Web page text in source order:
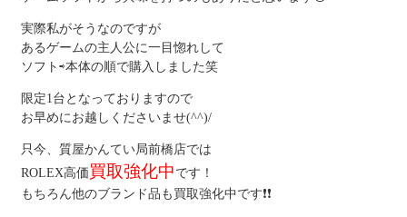
実際私がそうなのですが
あるゲームの主人公に一目惚れして
ソフト⇨本体の順で購入しました笑
限定1台となっておりますので
お早めにお越しくださいませ(^^)/
只今、質屋かんてい局前橋店では
ROLEX高価 買取強化中 です！
もちろん他のブランド品も買取強化中です❗❗